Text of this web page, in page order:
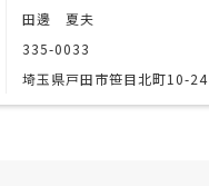
田邊 夏夫
335-0033
埼玉県戸田市笹目北町10-24